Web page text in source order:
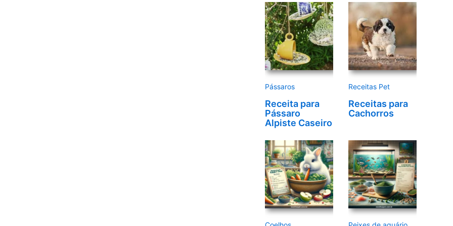
d
e
v
í
d
e
Pássaros
Receita para
Pássaro
Alpiste Caseiro
Receitas Pet
Receitas para
Cachorros